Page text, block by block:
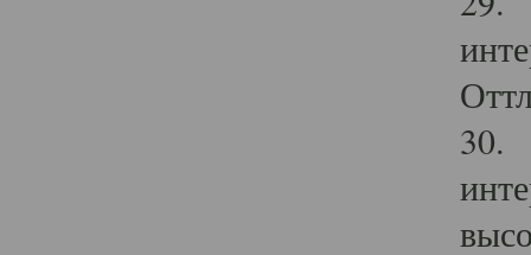
30.